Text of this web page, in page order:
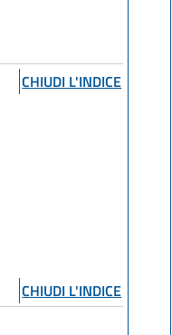
CHIUDI L'INDICE
CHIUDI L'INDICE